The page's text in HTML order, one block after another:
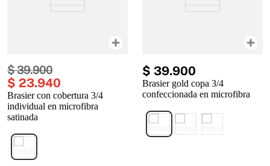
$39.900
$ 23.940
Brasier con cobertura 3/4
individual en microfibra
satinada
$ 39.900
Brasier gold copa 3/4
confeccionada en microfibra